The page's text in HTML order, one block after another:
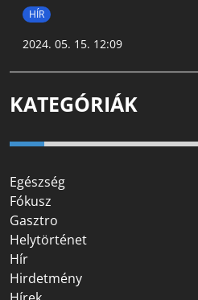
HÍR
2024. 05. 15. 12:09
KATEGÓRIÁK
Egészség
Fókusz
Gasztro
Helytörténet
Hír
Hirdetmény